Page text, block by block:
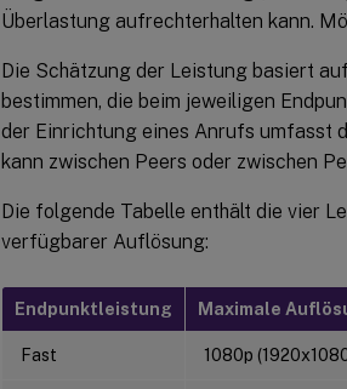
Überlastung aufrechterhalten kann.
Die Schätzung der Leistung basiert
bestimmen, die beim jeweiligen
der Einrichtung eines Anrufs umfasst
kann zwischen Peers oder zwischen
Die folgende Tabelle enthält die vier
verfügbarer Auflösung:
Endpunktleistung Maximale
Fast 1080p